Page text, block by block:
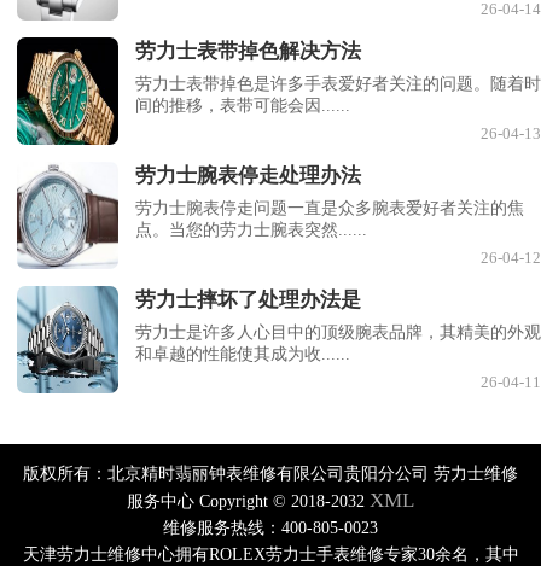
26-04-14
劳力士表带掉色解决方法
劳力士表带掉色是许多手表爱好者关注的问题。随着时
间的推移，表带可能会因......
26-04-13
劳力士腕表停走处理办法
劳力士腕表停走问题一直是众多腕表爱好者关注的焦
点。当您的劳力士腕表突然......
26-04-12
劳力士摔坏了处理办法是
劳力士是许多人心目中的顶级腕表品牌，其精美的外观
和卓越的性能使其成为收......
26-04-11
版权所有：北京精时翡丽钟表维修有限公司贵阳分公司 劳力士维修
服务中心 Copyright © 2018-2032 XML
维修服务热线：400-805-0023
天津劳力士维修中心拥有ROLEX劳力士手表维修专家30余名，其中